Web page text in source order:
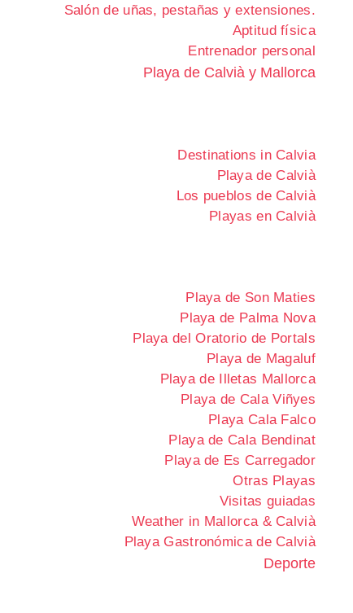
Salón de uñas, pestañas y extensiones.
Aptitud física
Entrenador personal
Playa de Calvià y Mallorca
Destinations in Calvia
Playa de Calvià
Los pueblos de Calvià
Playas en Calvià
Playa de Son Maties
Playa de Palma Nova
Playa del Oratorio de Portals
Playa de Magaluf
Playa de Illetas Mallorca
Playa de Cala Viñyes
Playa Cala Falco
Playa de Cala Bendinat
Playa de Es Carregador
Otras Playas
Visitas guiadas
Weather in Mallorca & Calvià
Playa Gastronómica de Calvià
Deporte